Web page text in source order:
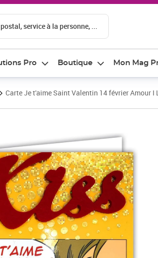
service à la personne, ...
Pro Boutique Mon Mag
Carte Je t'aime Saint Valentin 14 février Amour I